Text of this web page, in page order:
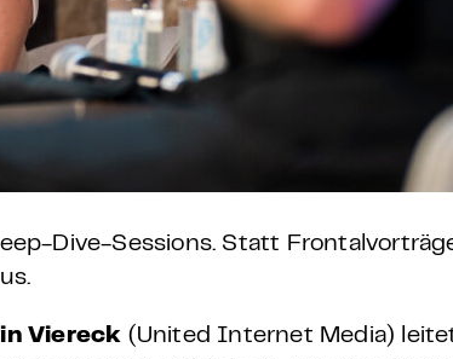
Dive-Sessions. Statt
Viereck (United Internet Media)